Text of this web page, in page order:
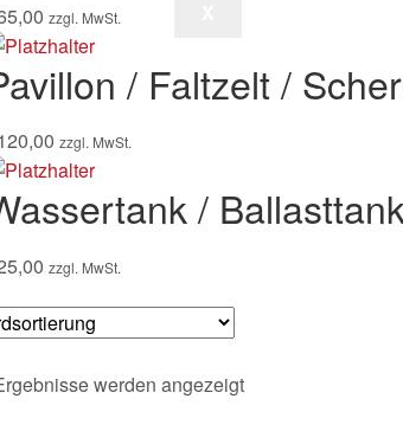
zzgl. MwSt.
/ Faltzelt /
zzgl. MwSt.
/
zzgl. MwSt.
werden angezeigt